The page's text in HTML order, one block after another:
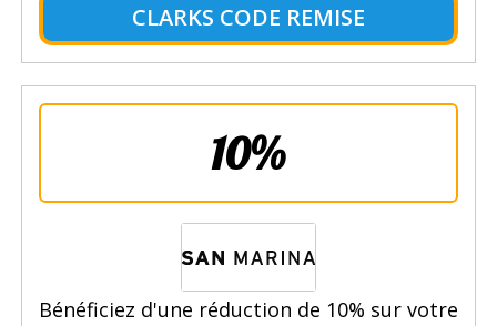
CLARKS CODE REMISE
10%
Bénéficiez d'une réduction de 10% sur votre